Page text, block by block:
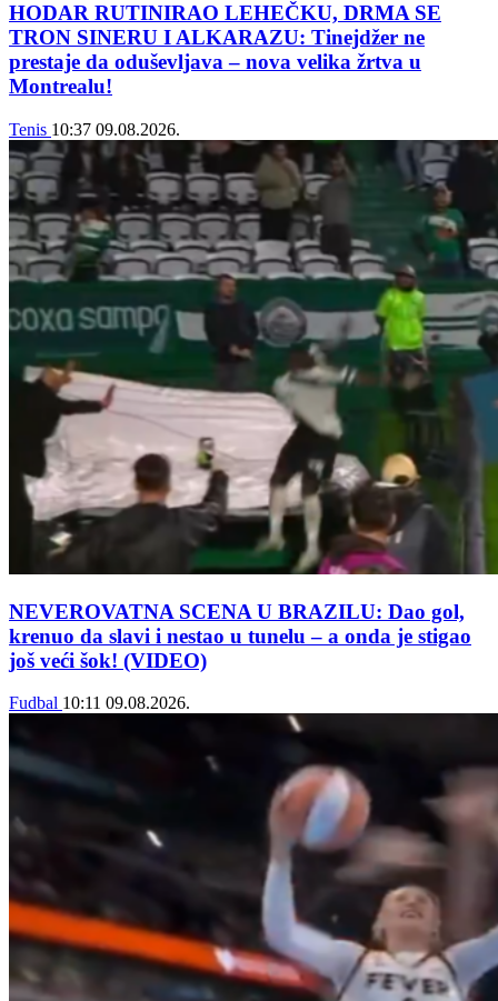
HODAR RUTINIRAO LEHEČKU, DRMA SE
TRON SINERU I ALKARAZU: Tinejdžer ne
prestaje da oduševljava – nova velika žrtva u
Montrealu!
Tenis 10:37 09.08.2026.
NEVEROVATNA SCENA U BRAZILU: Dao gol,
krenuo da slavi i nestao u tunelu – a onda je stigao
još veći šok! (VIDEO)
Fudbal 10:11 09.08.2026.